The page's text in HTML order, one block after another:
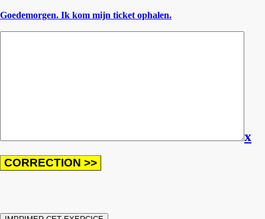
Goedemorgen. Ik kom mijn ticket ophalen.
x